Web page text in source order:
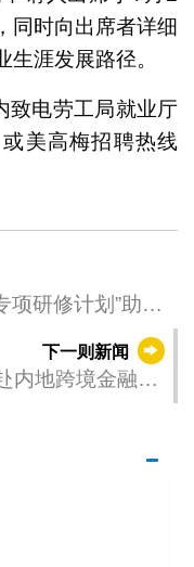
同时向出席者详细
涯发展路径。
致电劳工局就业厅
美高梅招聘热线
项研修计划”助力
日起接受申请
下一则新闻
内地跨境金融见